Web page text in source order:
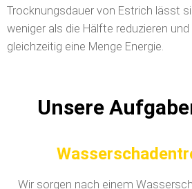
Trocknungsdauer von Estrich lässt
weniger als die Hälfte reduzieren
gleichzeitig eine Menge Energie.
Unsere
Wir sorgen nach einem